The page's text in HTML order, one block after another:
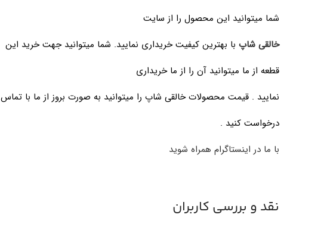
شما میتوانید این محصول را از سایت
خالقی شاپ با بهترین کیفیت خریداری نمایید. شما میتوانید جهت خرید این
قطعه از ما میتوانید آن را از ما خریداری
نمایید . قیمت محصولات خالقی شاپ را میتوانید به صورت بروز از ما با تماس
درخواست کنید .
با ما در اینستاگرام همراه شوید
نقد و بررسی کاربران